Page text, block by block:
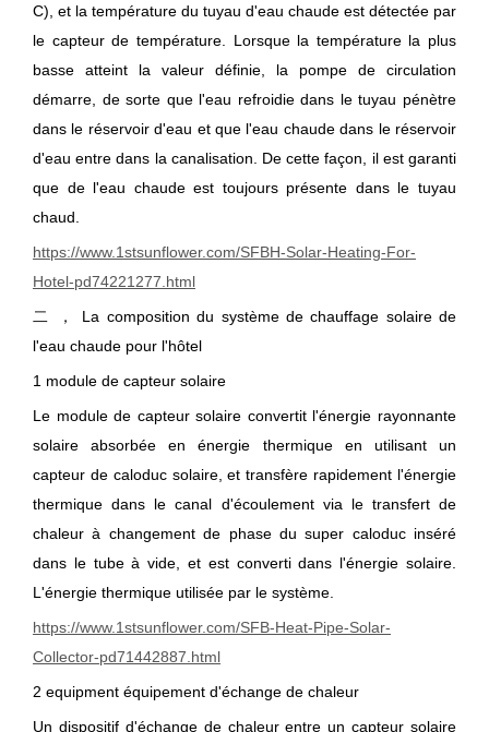
C), et la température du tuyau d'eau chaude est détectée par
le capteur de température. Lorsque la température la plus
basse atteint la valeur définie, la pompe de circulation
démarre, de sorte que l'eau refroidie dans le tuyau pénètre
dans le réservoir d'eau et que l'eau chaude dans le réservoir
d'eau entre dans la canalisation. De cette façon, il est garanti
que de l'eau chaude est toujours présente dans le tuyau
chaud.
https://www.1stsunflower.com/SFBH-Solar-Heating-For-
Hotel-pd74221277.html
二 ， La composition du système de chauffage solaire de
l'eau chaude pour l'hôtel
1 module de capteur solaire
Le module de capteur solaire convertit l'énergie rayonnante
solaire absorbée en énergie thermique en utilisant un
capteur de caloduc solaire, et transfère rapidement l'énergie
thermique dans le canal d'écoulement via le transfert de
chaleur à changement de phase du super caloduc inséré
dans le tube à vide, et est converti dans l'énergie solaire.
L'énergie thermique utilisée par le système.
https://www.1stsunflower.com/SFB-Heat-Pipe-Solar-
Collector-pd71442887.html
2 equipment équipement d'échange de chaleur
Un dispositif d'échange de chaleur entre un capteur solaire